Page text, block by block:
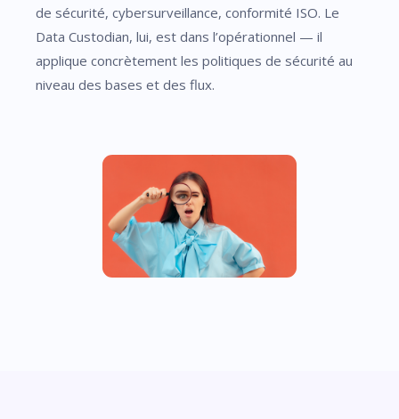
de sécurité, cybersurveillance, conformité ISO. Le
Data Custodian, lui, est dans l’opérationnel — il
applique concrètement les politiques de sécurité au
niveau des bases et des flux.